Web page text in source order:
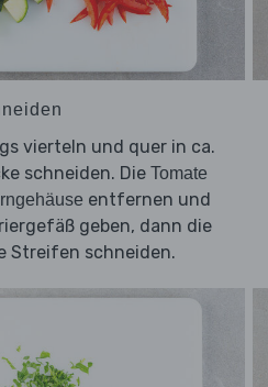
vierteln und quer in ca.
schneiden. Die Tomate
entfernen und
geben, dann die
Streifen schneiden.